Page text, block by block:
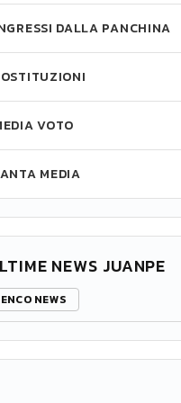
DALLA PANCHINA
VOTO
MEDIA
NEWS JUANPE
NEWS